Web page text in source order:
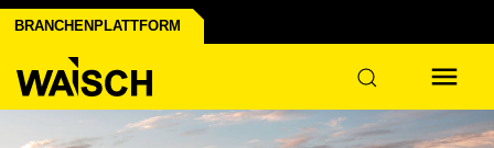
BRANCHENPLATTFORM